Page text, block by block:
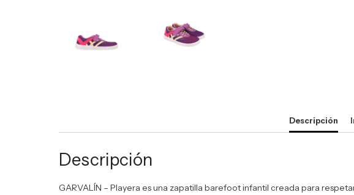
Descripción
Descripción
GARVALÍN – Playera es una zapatilla barefoot infantil creada para